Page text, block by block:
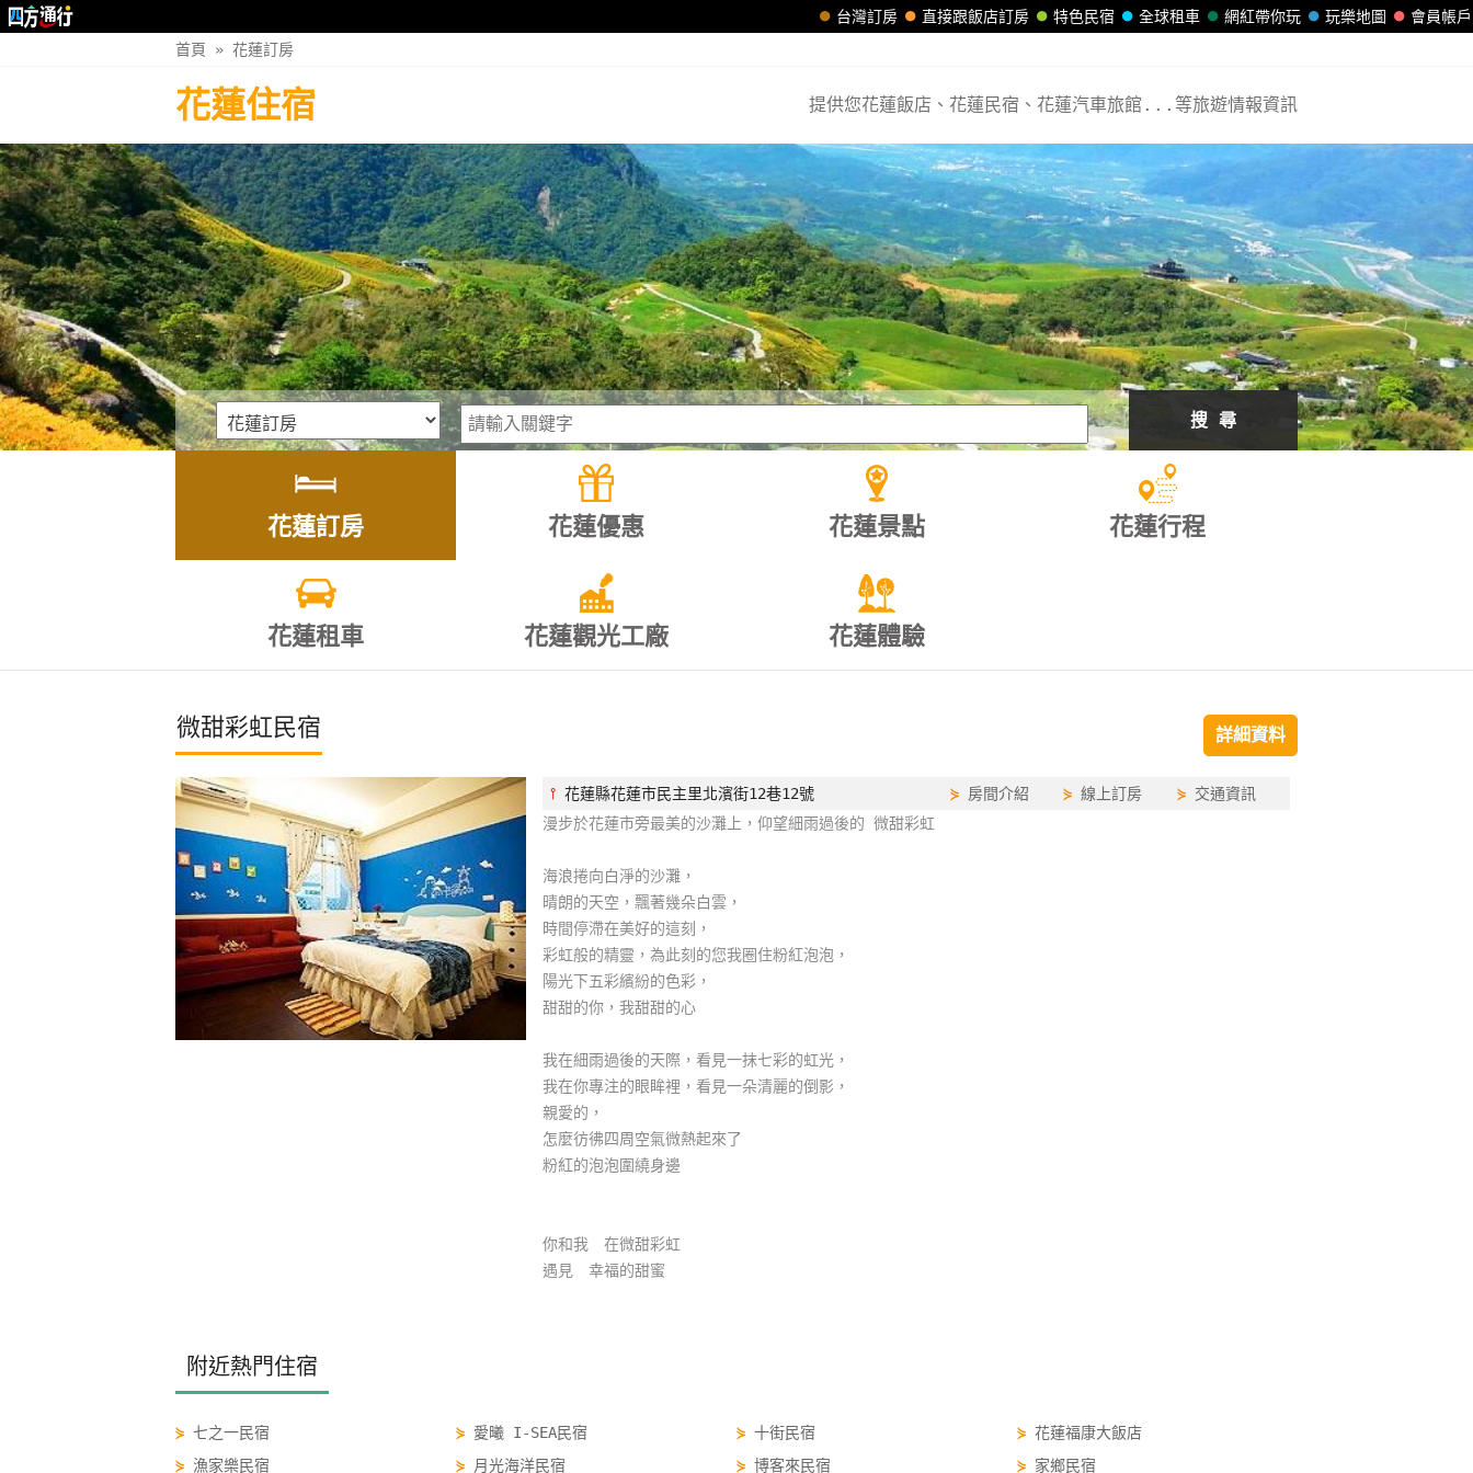
會員帳戶
玩樂地圖
網紅帶你玩
全球租車
特色民宿
直接跟飯店訂房
台灣訂房
首頁 » 花蓮訂房
花蓮住宿 提供您花蓮飯店、花蓮民宿、花蓮汽車旅館...等旅遊情報資訊
搜 尋
花蓮訂房 花蓮優惠 花蓮景點 花蓮行程
花蓮租車 花蓮觀光工廠 花蓮體驗
微甜彩虹民宿 詳細資料
⫯ 花蓮縣花蓮市民主里北濱街12巷12號 ⋟ 房間介紹 ⋟線上訂房 ⋟ 交通資訊
漫步於花蓮市旁最美的沙灘上，仰望細雨過後的 微甜彩虹
海浪捲向白淨的沙灘，
晴朗的天空，飄著幾朵白雲，
時間停滯在美好的這刻，
彩虹般的精靈，為此刻的您我圈住粉紅泡泡，
陽光下五彩繽紛的色彩，
甜甜的你，我甜甜的心
我在細雨過後的天際，看見一抹七彩的虹光，
我在你專注的眼眸裡，看見一朵清麗的倒影，
親愛的，
怎麼彷彿四周空氣微熱起來了
粉紅的泡泡圍繞身邊
你和我 在微甜彩虹
遇見 幸福的甜蜜
附近熱門住宿
⋟ 七之一民宿 ⋟ 愛曦 I-SEA民宿 ⋟ 十街民宿 ⋟ 花蓮福康大飯店
⋟ 漁家樂民宿 ⋟ 月光海洋民宿 ⋟ 博客來民宿 ⋟ 家鄉民宿